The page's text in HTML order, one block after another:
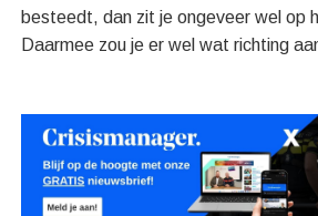
besteedt, dan zit je ongeveer wel op
Daarmee zou je er wel wat richting